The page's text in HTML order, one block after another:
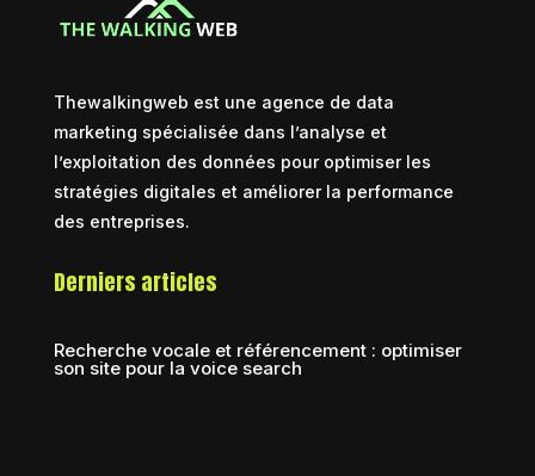
Thewalkingweb est une agence de data
marketing spécialisée dans l’analyse et
l’exploitation des données pour optimiser les
stratégies digitales et améliorer la performance
des entreprises.
Derniers articles
Recherche vocale et référencement : optimiser
son site pour la voice search